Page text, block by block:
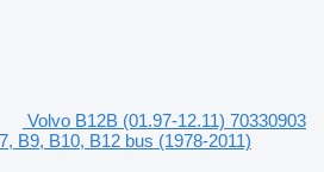
Volvo B12B (01.97-12.11) 70330903
B9, B10, B12 bus (1978-2011)